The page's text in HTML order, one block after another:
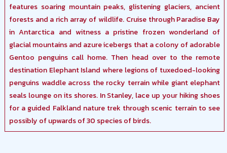
features soaring mountain peaks, glistening glaciers, ancient
forests and a rich array of wildlife. Cruise through Paradise Bay
in Antarctica and witness a pristine frozen wonderland of
glacial mountains and azure icebergs that a colony of adorable
Gentoo penguins call home. Then head over to the remote
destination Elephant Island where legions of tuxedoed-looking
penguins waddle across the rocky terrain while giant elephant
seals lounge on its shores. In Stanley, lace up your hiking shoes
for a guided Falkland nature trek through scenic terrain to see
possibly of upwards of 30 species of birds.